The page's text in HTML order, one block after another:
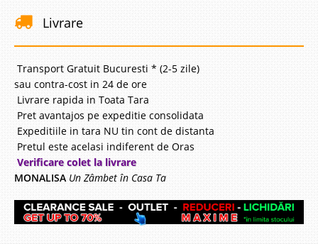
Livrare
Transport Gratuit Bucuresti * (2-5 zile)
sau contra-cost in 24 de ore
Livrare rapida in Toata Tara
Pret avantajos pe expeditie consolidata
Expeditiile in tara NU tin cont de distanta
Pretul este acelasi indiferent de Oras
Verificare colet la livrare
MONALISA Un Zâmbet în Casa Ta